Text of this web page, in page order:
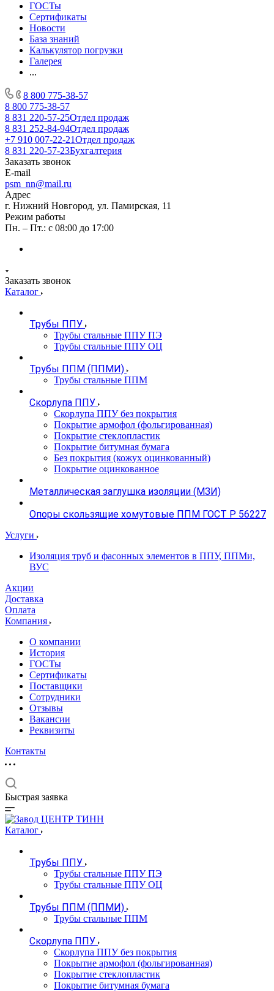
ГОСТы
Сертификаты
Новости
База знаний
Калькулятор погрузки
Галерея
...
8 800 775-38-57
8 800 775-38-57
8 831 220-57-25Отдел продаж
8 831 252-84-94Отдел продаж
+7 910 007-22-21Отдел продаж
8 831 220-57-23Бухгалтерия
Заказать звонок
E-mail
psm_nn@mail.ru
Адрес
г. Нижний Новгород, ул. Памирская, 11
Режим работы
Пн. – Пт.: с 08:00 до 17:00
Заказать звонок
Каталог
Трубы ППУ
Трубы стальные ППУ ПЭ
Трубы стальные ППУ ОЦ
Трубы ППМ (ППМИ)
Трубы стальные ППМ
Скорлупа ППУ
Скорлупа ППУ без покрытия
Покрытие армофол (фольгированная)
Покрытие стеклопластик
Покрытие битумная бумага
Без покрытия (кожух оцинкованный)
Покрытие оцинкованное
Металлическая заглушка изоляции (МЗИ)
Опоры скользящие хомутовые ППМ ГОСТ Р 56227
Услуги
Изоляция труб и фасонных элементов в ППУ, ППМи,
ВУС
Акции
Доставка
Оплата
Компания
О компании
История
ГОСТы
Сертификаты
Поставщики
Сотрудники
Отзывы
Вакансии
Реквизиты
Контакты
Быстрая заявка
Каталог
Трубы ППУ
Трубы стальные ППУ ПЭ
Трубы стальные ППУ ОЦ
Трубы ППМ (ППМИ)
Трубы стальные ППМ
Скорлупа ППУ
Скорлупа ППУ без покрытия
Покрытие армофол (фольгированная)
Покрытие стеклопластик
Покрытие битумная бумага